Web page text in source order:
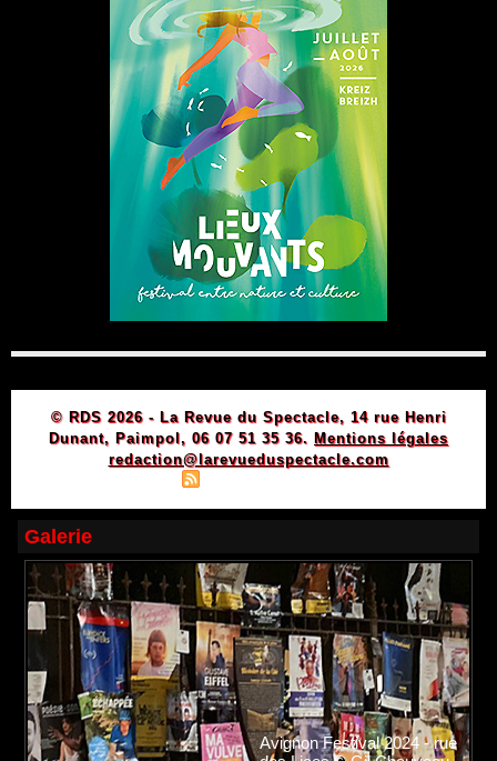
© RDS 2026 - La Revue du Spectacle, 14 rue Henri
Dunant, Paimpol, 06 07 51 35 36. Mentions légales
redaction@larevueduspectacle.com
Galerie
Avignon Festival 2024 - rue